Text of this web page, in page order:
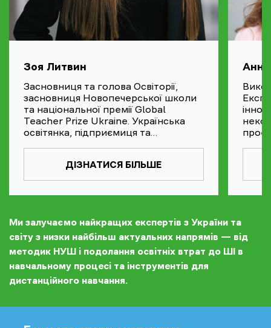
Зоя Литвин
Засновниця та голова Освіторії,
засновниця Новопечерської школи
та національної премії Global
Teacher Prize Ukraine. Українська
освітянка, підприємиця та
ООН в Україні та підприємниця року
за версією WE Empower від ООН.
ДІЗНАТИСЯ БІЛЬШЕ
Ми залучаємо найкращих експертів з України та
світу з низки найбільш актуальних напрямів — від
методик НУШ і подолання освітніх втрат до ШІ в
навчальному процесі та інструментів для
дистанційного навчання.